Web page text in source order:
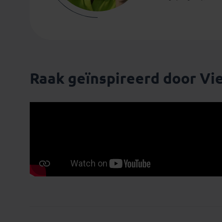
Raak geïnspireerd door
Patrick